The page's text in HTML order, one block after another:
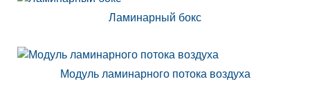
Ламинарный бокс
Модуль ламинарного потока воздуха